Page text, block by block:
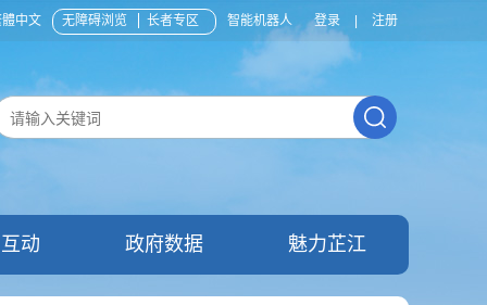
中文 无障碍浏览 长者专区 智能机器人 登录 注册
动 政府数据 魅力芷江